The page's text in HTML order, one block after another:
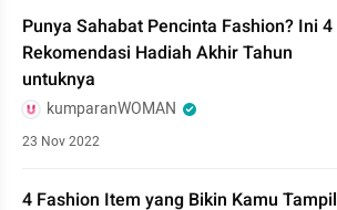
Punya Sahabat Pencinta Fashion? Ini 4
Rekomendasi Hadiah Akhir Tahun
untuknya
kumparanWOMAN
23 Nov 2022
4 Fashion Item yang Bikin Kamu Tampil